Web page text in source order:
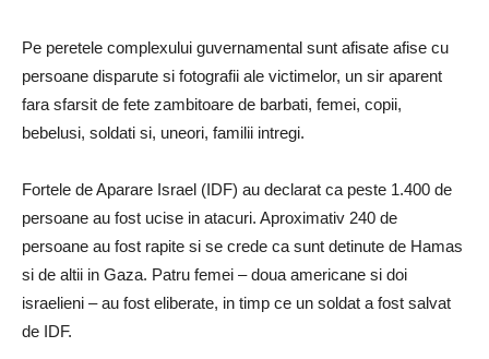
Pe peretele complexului guvernamental sunt afisate afise cu
persoane disparute si fotografii ale victimelor, un sir aparent
fara sfarsit de fete zambitoare de barbati, femei, copii,
bebelusi, soldati si, uneori, familii intregi.
Fortele de Aparare Israel (IDF) au declarat ca peste 1.400 de
persoane au fost ucise in atacuri. Aproximativ 240 de
persoane au fost rapite si se crede ca sunt detinute de Hamas
si de altii in Gaza. Patru femei – doua americane si doi
israelieni – au fost eliberate, in timp ce un soldat a fost salvat
de IDF.